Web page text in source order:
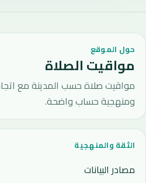
حول الموقع
مواقيت الصلاة
مواقيت صلاة حسب المدينة مع
ومنهجية حساب واضحة.
الثقة والمنهجية
مصادر البيانات